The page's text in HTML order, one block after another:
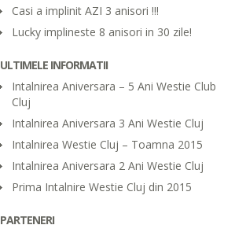
Casi a implinit AZI 3 anisori !!!
Lucky implineste 8 anisori in 30 zile!
ULTIMELE INFORMATII
Intalnirea Aniversara – 5 Ani Westie Club
Cluj
Intalnirea Aniversara 3 Ani Westie Cluj
Intalnirea Westie Cluj – Toamna 2015
Intalnirea Aniversara 2 Ani Westie Cluj
Prima Intalnire Westie Cluj din 2015
PARTENERI